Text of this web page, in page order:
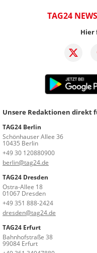
TAG24
Hier
Unsere Redaktionen direkt
TAG24 Berlin
Schönhauser Allee 36
10435 Berlin
+49 30 120880900
berlin@tag24.de
TAG24 Dresden
Ostra-Allee 18
01067 Dresden
+49 351 888-2424
dresden@tag24.de
TAG24 Erfurt
Bahnhofstraße 38
99084 Erfurt